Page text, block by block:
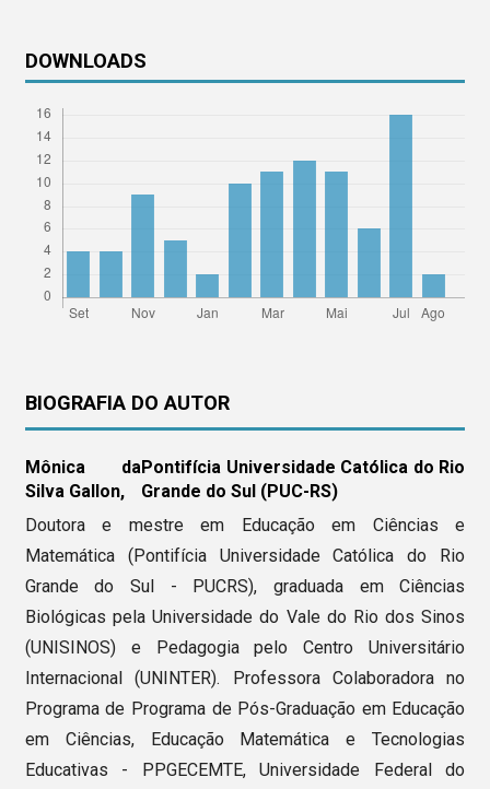
DOWNLOADS
BIOGRAFIA DO AUTOR
Mônica da
Silva Gallon,
Pontifícia Universidade Católica do Rio
Grande do Sul (PUC-RS)
Doutora e mestre em Educação em Ciências e
Matemática (Pontifícia Universidade Católica do Rio
Grande do Sul - PUCRS), graduada em Ciências
Biológicas pela Universidade do Vale do Rio dos Sinos
(UNISINOS) e Pedagogia pelo Centro Universitário
Internacional (UNINTER). Professora Colaboradora no
Programa de Programa de Pós-Graduação em Educação
em Ciências, Educação Matemática e Tecnologias
Educativas - PPGECEMTE, Universidade Federal do